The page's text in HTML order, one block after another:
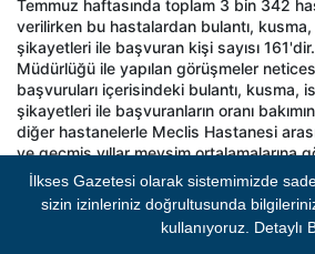
Temmuz haftasında toplam 3 bin 342
verilirken bu hastalardan bulantı,
şikayetleri ile başvuran kişi sayısı
Müdürlüğü ile yapılan görüşmeler
başvuruları içerisindeki bulantı, kusma,
şikayetleri ile başvuranların oranı
diğer hastanelerle Meclis Hastanesi
ve geçmiş yıllar mevsim ortalamalarına
görülmediği bildirilmiştir" dedi.
'SU VE GIDA ANALİZLERİ
İlkses Gazetesi olarak sistemimizde
sizin izinleriniz doğrultusunda
kullanıyoruz. Detaylı